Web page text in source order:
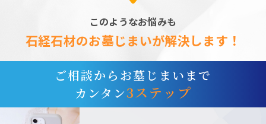
このようなお悩みも
石経石材のお墓じまいが解決します！
ご相談からお墓じまいまで
カンタン3ステップ